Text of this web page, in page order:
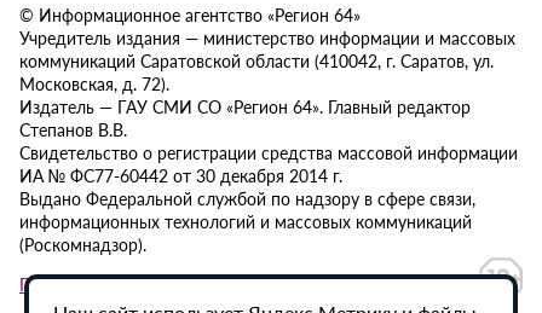
© Информационное агентство «Регион 64»
Учредитель издания — министерство информации и массовых
коммуникаций Саратовской области (410042, г. Саратов, ул.
Московская, д. 72).
Издатель — ГАУ СМИ СО «Регион 64». Главный редактор
Степанов В.В.
Свидетельство о регистрации средства массовой информации
ИА № ФС77-60442 от 30 декабря 2014 г.
Выдано Федеральной службой по надзору в сфере связи,
информационных технологий и массовых коммуникаций
(Роскомнадзор).
Политика в отношении обработки персональных данных